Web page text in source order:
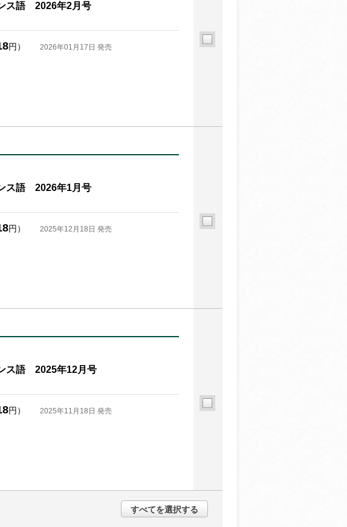
ス語 2026年2月号
円） 2026年01月17日 発売
ス語 2026年1月号
円） 2025年12月18日 発売
ス語 2025年12月号
円） 2025年11月18日 発売
すべてを選択する